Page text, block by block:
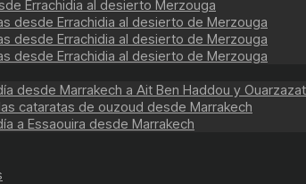
Errachidia al desierto Merzouga
desde Errachidia al desierto de Merzouga
desde Errachidia al desierto de Merzouga
desde Errachidia al desierto de Merzouga
desde Marrakech a Ait Ben Haddou y
cataratas de ouzoud desde Marrakech
a Essaouira desde Marrakech